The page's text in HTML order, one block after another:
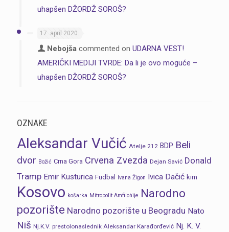
uhapšen DŽORDŽ SOROŠ?
17. april 2020.
Nebojša commented on UDARNA VEST!
AMERIČKI MEDIJI TVRDE: Da li je ovo moguće –
uhapšen DŽORDŽ SOROŠ?
OZNAKE
Aleksandar Vučić Atelje 212 BDP Beli
dvor Božić Crna Gora Crvena Zvezda Dejan Savić Donald
Tramp Emir Kusturica Fudbal Ivana Žigon Ivica Dačić kim
Kosovo košarka Mitropolit Amfilohije Narodno
pozorište Narodno pozorište u Beogradu Nato
Niš Nj.K.V. prestolonaslednik Aleksandar Karađorđević Nj. K. V.